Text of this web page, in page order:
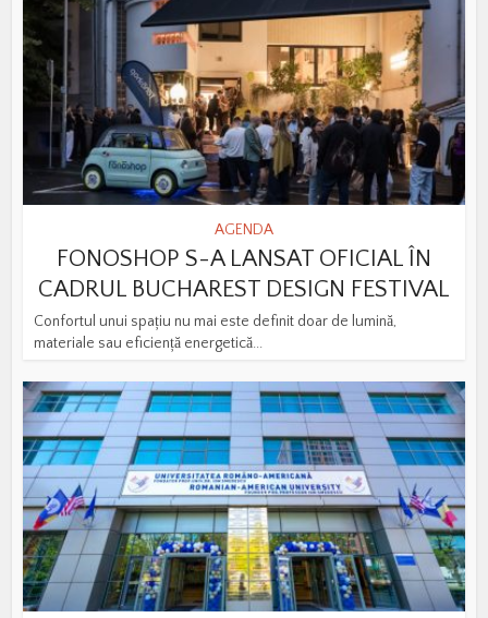
AGENDA
FONOSHOP S-A LANSAT OFICIAL ÎN
CADRUL BUCHAREST DESIGN FESTIVAL
Confortul unui spațiu nu mai este definit doar de lumină,
materiale sau eficiență energetică...